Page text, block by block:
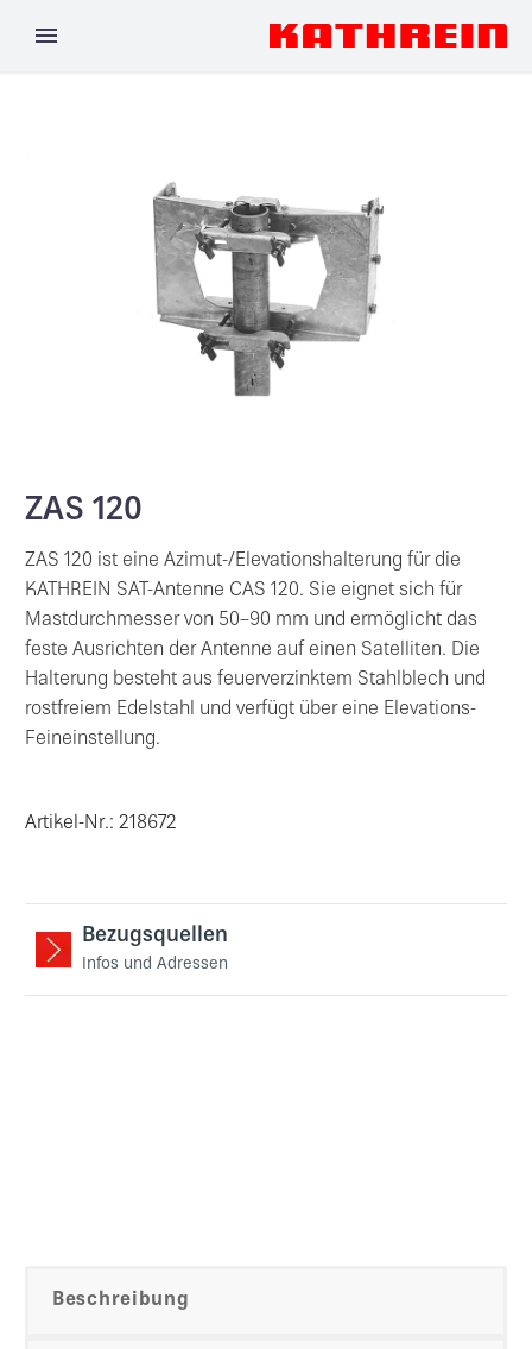
ZAS 120
ZAS 120 ist eine Azimut-/Elevationshalterung für die
KATHREIN SAT-Antenne CAS 120. Sie eignet sich für
Mastdurchmesser von 50–90 mm und ermöglicht das
feste Ausrichten der Antenne auf einen Satelliten. Die
Halterung besteht aus feuerverzinktem Stahlblech und
rostfreiem Edelstahl und verfügt über eine Elevations-
Feineinstellung.
Artikel-Nr.: 218672
Bezugsquellen
Infos und Adressen
Beschreibung